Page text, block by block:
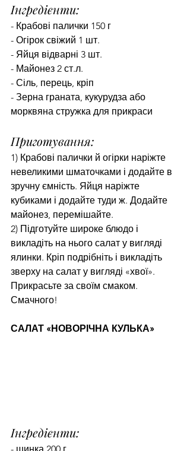
Інгредієнти:
- Крабові палички 150 г
- Огірок свіжий 1 шт.
- Яйця відварні 3 шт.
- Майонез 2 ст.л.
- Сіль, перець, кріп
- Зерна граната, кукурудза або
морквяна стружка для прикраси
Приготування:
1) Крабові палички й огірки наріжте
невеликими шматочками і додайте в
зручну ємність. Яйця наріжте
кубиками і додайте туди ж. Додайте
майонез, перемішайте.
2) Підготуйте широке блюдо і
викладіть на нього салат у вигляді
ялинки. Кріп подрібніть і викладіть
зверху на салат у вигляді «хвої».
Прикрасьте за своїм смаком.
Смачного!
САЛАТ «НОВОРІЧНА КУЛЬКА»
Інгредієнти: